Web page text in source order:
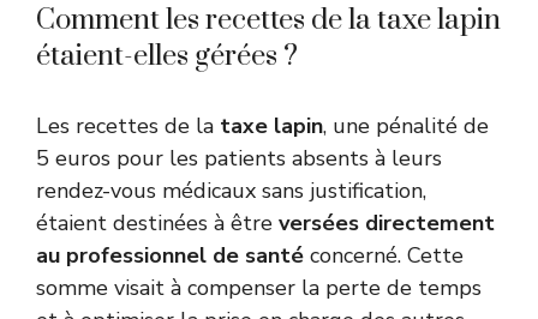
Comment les recettes de la taxe lapin
étaient-elles gérées ?
Les recettes de la taxe lapin, une pénalité de
5 euros pour les patients absents à leurs
rendez-vous médicaux sans justification,
étaient destinées à être versées directement
au professionnel de santé concerné. Cette
somme visait à compenser la perte de temps